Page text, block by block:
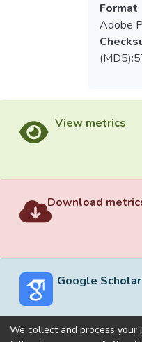
Format
Adobe
View metrics
Download
Google Scholar
We collect and process